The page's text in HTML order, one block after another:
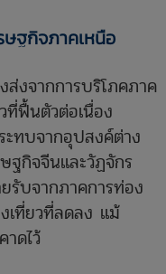
ฐกิจภาคเหนือ
ส่งจากการบริโภคภาค
ที่ฟื้นตัวต่อเนื่อง
ะทบจากอุปสงค์ต่าง
ฐกิจจีนและวัฏจักร
รับจากภาคการท่อง
เที่ยวที่ลดลง แม้
ดไว้